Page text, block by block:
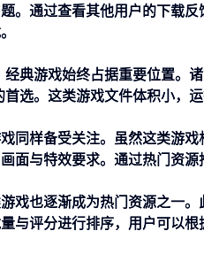
。通过查看其他用户的下载
典游戏始终占据重要位置。
选。这类游戏文件体积小，
同样备受关注。虽然这类游
面与特效要求。通过热门资
戏也逐渐成为热门资源之一
与评分进行排序，用户可以